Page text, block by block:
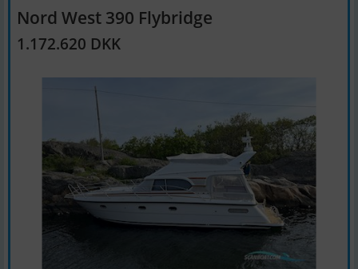
Nord West 390 Flybridge
1.172.620 DKK